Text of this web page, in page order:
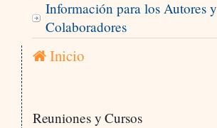
Información para los Autores y
Colaboradores
Inicio
Reuniones y Cursos